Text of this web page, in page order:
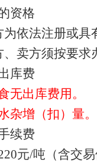
资格
依法注册或具
卖方须按要求
库费
无出库费用。
杂增（扣）量。
续费
元/吨（含交